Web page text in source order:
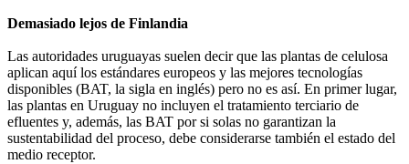
Demasiado lejos de Finlandia
Las autoridades uruguayas suelen decir que las plantas de celulosa
aplican aquí los estándares europeos y las mejores tecnologías
disponibles (BAT, la sigla en inglés) pero no es así. En primer lugar,
las plantas en Uruguay no incluyen el tratamiento terciario de
efluentes y, además, las BAT por si solas no garantizan la
sustentabilidad del proceso, debe considerarse también el estado del
medio receptor.